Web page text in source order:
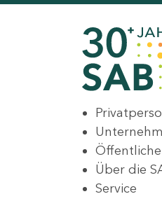
Über die
Service